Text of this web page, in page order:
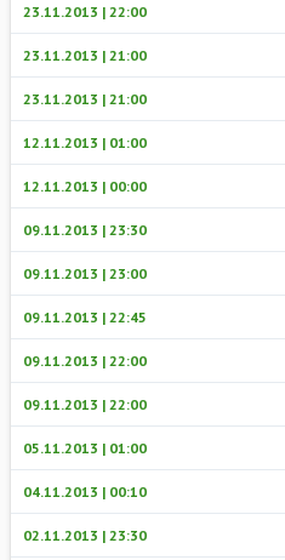
23.11.2013 | 22:00
23.11.2013 | 21:00
23.11.2013 | 21:00
12.11.2013 | 01:00
12.11.2013 | 00:00
09.11.2013 | 23:30
09.11.2013 | 23:00
09.11.2013 | 22:45
09.11.2013 | 22:00
09.11.2013 | 22:00
05.11.2013 | 01:00
04.11.2013 | 00:10
02.11.2013 | 23:30